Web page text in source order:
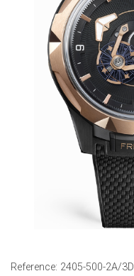
Reference: 2405-500-2A/3D